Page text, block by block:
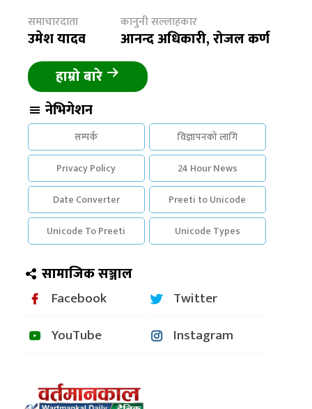
समाचारदाता
उमेश यादव
कानुनी सल्लाहकार
आनन्द अधिकारी, रोजल कर्ण
हाम्रो बारे
नेभिगेशन
सम्पर्क
विज्ञापनको लागि
Privacy Policy
24 Hour News
Date Converter
Preeti to Unicode
Unicode To Preeti
Unicode Types
सामाजिक सञ्जाल
Facebook
Twitter
YouTube
Instagram